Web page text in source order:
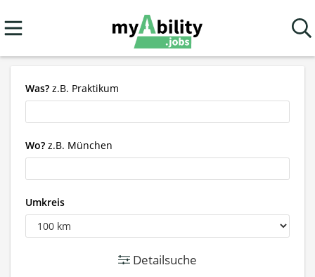
Was? z.B. Praktikum
Wo? z.B. München
Umkreis
Detailsuche